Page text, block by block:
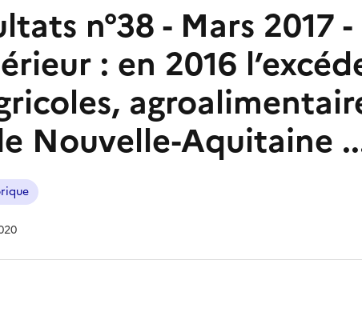
n°38 - Mars 2017 -
: en 2016
Nouvelle-Aquitaine